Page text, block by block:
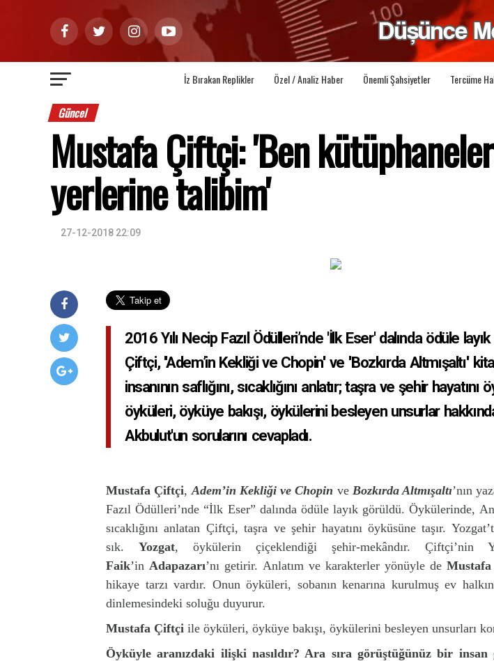
İz Bırakan Replikler Özel / Analiz Haber Önemli Şahsiyetler Tercüme
Güncel
Mustafa Çiftçi: 'Ben
yerlerine talibim'
27-12-2018 22:09
2016 Yılı Necip Fazıl Ödülleri’nde 'İlk Eser' dalında ödüle
Çiftçi, ''Adem’in Kekliği ve Chopin'' ve ''Bozkırda Altmışaltı''
insanının saflığını, sıcaklığını anlatır; taşra ve şehir
öyküleri, öyküye bakışı, öykülerini besleyen unsurlar
Akbulut'un sorularını cevapladı.
Mustafa Çiftçi,Adem’in Kekliği ve Chopin ve Bozkırda Altmışaltı’nın
Fazıl Ödülleri’nde “İlk Eser” dalında ödüle layık görüldü. Öykülerinde,
sıcaklığını anlatan Çiftçi, taşra ve şehir hayatını öyküsüne taşır.
sık. Yozgat, öykülerin çiçeklendiği şehir-mekândır. Çiftçi’nin
Faik’inAdapazarı’nı getirir. Anlatım ve karakterler yönüyle de
hikaye tarzı vardır. Onun öyküleri, sobanın kenarına kurulmuş ev
dinlemesindeki soluğu duyurur.
Mustafa Çiftçi ile öyküleri, öyküye bakışı, öykülerini besleyen unsurları
Öyküyle aranızdaki ilişki nasıldır? Ara sıra görüştüğünüz bir